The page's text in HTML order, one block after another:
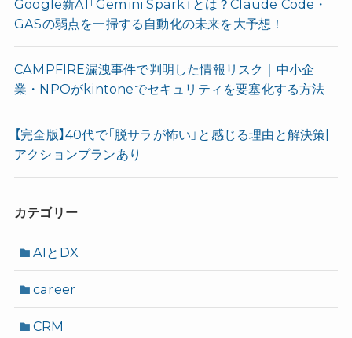
Google新AI「Gemini Spark」とは？Claude Code・
GASの弱点を一掃する自動化の未来を大予想！
CAMPFIRE漏洩事件で判明した情報リスク｜中小企
業・NPOがkintoneでセキュリティを要塞化する方法
【完全版】40代で「脱サラが怖い」と感じる理由と解決策|
アクションプランあり
カテゴリー
AIとDX
career
CRM